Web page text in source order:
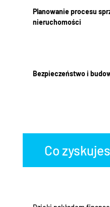
Planowanie procesu
nieruchomości
Bezpieczeństwo i
Co